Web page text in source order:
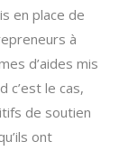
en place de
à
d’aides mis
c’est le cas,
de soutien
ont